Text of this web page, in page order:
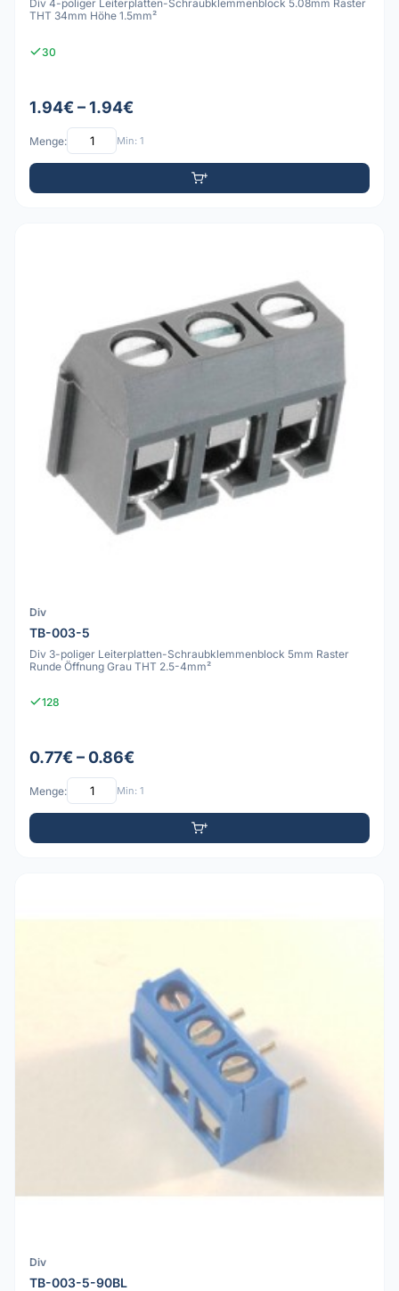
Div 4-poliger Leiterplatten-Schraubklemmenblock 5.08mm Raster
THT 34mm Höhe 1.5mm²
30
1.94€ – 1.94€
Menge: Min: 1
Div
TB-003-5
Div 3-poliger Leiterplatten-Schraubklemmenblock 5mm Raster
Runde Öffnung Grau THT 2.5-4mm²
128
0.77€ – 0.86€
Menge: Min: 1
Div
TB-003-5-90BL